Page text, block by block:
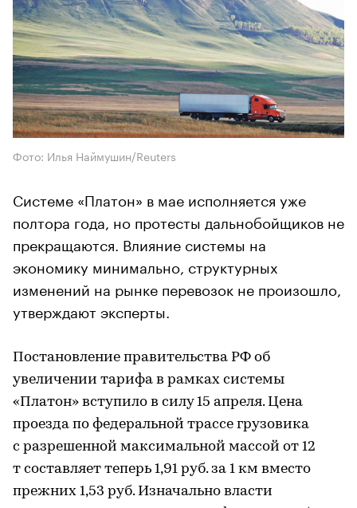
Фото: Илья Наймушин/Reuters
Системе «Платон» в мае исполняется уже
полтора года, но протесты дальнобойщиков не
прекращаются. Влияние системы на
экономику минимально, структурных
изменений на рынке перевозок не произошло,
утверждают эксперты.
​Постановление правительства РФ об
увеличении тарифа в рамках системы
«Платон» вступило в силу 15 апреля. Цена
проезда по федеральной трассе грузовика
с разрешенной максимальной массой от 12
т составляет теперь 1,91 руб. за 1 км вместо
прежних 1,53 руб. Изначально власти